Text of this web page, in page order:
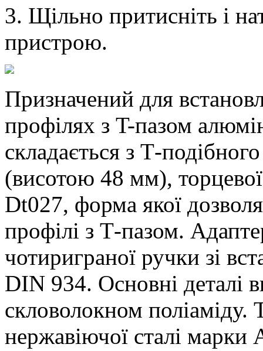
3. Щільно притисніть і
пристрою.
Призначений для
профілях з T-пазом
складається з Т-
(висотою 48 мм),
Dt027, форма якої
профілі з Т-пазом.
чотириграної ручки зі
DIN 934. Основні деталі
скловолокном
нержавіючої сталі марки